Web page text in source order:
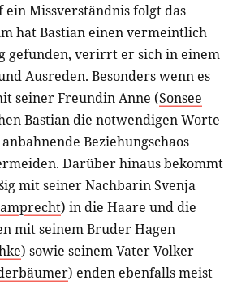
ein Missverständnis folgt das
hat Bastian einen vermeintlich
gefunden, verirrt er sich in einem
Ausreden. Besonders wenn es
seiner Freundin Anne (Sonsee
Bastian die notwendigen Worte
Beziehungschaos
Darüber hinaus bekommt
mit seiner Nachbarin Svenja
) in die Haare und die
mit seinem Bruder Hagen
) sowie seinem Vater Volker
) enden ebenfalls meist